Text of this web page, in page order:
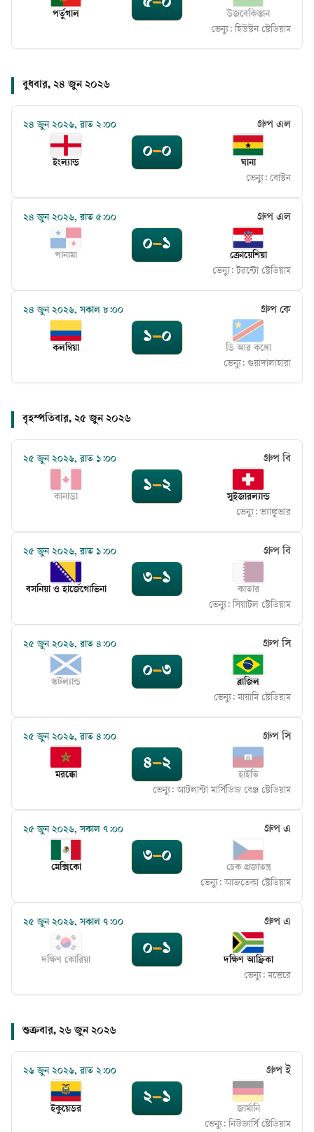
পর্তুগাল উজবেকিস্তান
ভেন্যু:হিউস্টন স্টেডিয়াম
বুধবার, ২৪ জুন ২০২৬
২৪ জুন ২০২৬, রাত ২:০০ গ্রুপ এল
ইংল্যান্ড
০–০
ঘানা
ভেন্যু: বোস্টন
২৪ জুন ২০২৬, রাত ৫:০০ গ্রুপ এল
পানামা
০–১
ক্রোয়েশিয়া
ভেন্যু:টরন্টো স্টেডিয়াম
২৪ জুন ২০২৬, সকাল ৮:০০ গ্রুপ কে
কলম্বিয়া
১–০
ডি আর কঙ্গো
ভেন্যু: গুয়াদালাহারা
বৃহস্পতিবার, ২৫ জুন ২০২৬
২৫ জুন ২০২৬, রাত ১:০০ গ্রুপ বি
কানাডা
১–২
সুইজারল্যান্ড
ভেন্যু:ভ্যাঙ্কুভার
২৫ জুন ২০২৬, রাত ১:০০ গ্রুপ বি
বসনিয়া ও হার্জেগোভিনা
৩–১
কাতার
ভেন্যু:সিয়াটল স্টেডিয়াম
২৫ জুন ২০২৬, রাত ৪:০০ গ্রুপ সি
স্কটল্যান্ড
০–৩
ব্রাজিল
ভেন্যু: মায়ামি স্টেডিয়াম
২৫ জুন ২০২৬, রাত ৪:০০ গ্রুপ সি
মরক্কো
৪–২
হাইতি
ভেন্যু:আটলান্টা মার্সিডিজ বেঞ্জ স্টেডিয়াম
২৫ জুন ২০২৬, সকাল ৭:০০ গ্রুপ এ
মেক্সিকো
৩–০
চেক প্রজাতন্ত্র
ভেন্যু:আজতেকা স্টেডিয়াম
২৫ জুন ২০২৬, সকাল ৭:০০ গ্রুপ এ
দক্ষিণ কোরিয়া
০–১
দক্ষিণ আফ্রিকা
ভেন্যু: মন্তেরে
শুক্রবার, ২৬ জুন ২০২৬
২৬ জুন ২০২৬, রাত ২:০০ গ্রুপ ই
ইকুয়েডর
২–১
জার্মানি
ভেন্যু:নিউজার্সি স্টেডিয়াম